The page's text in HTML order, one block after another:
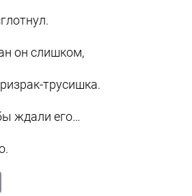
он слишком,
трусишка.
ждали его…